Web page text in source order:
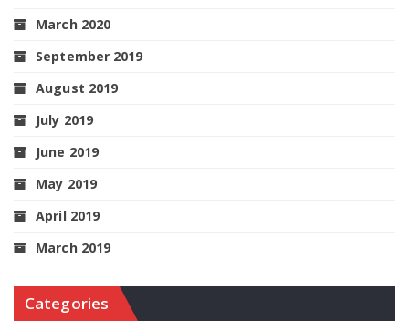
March 2020
September 2019
August 2019
July 2019
June 2019
May 2019
April 2019
March 2019
Categories